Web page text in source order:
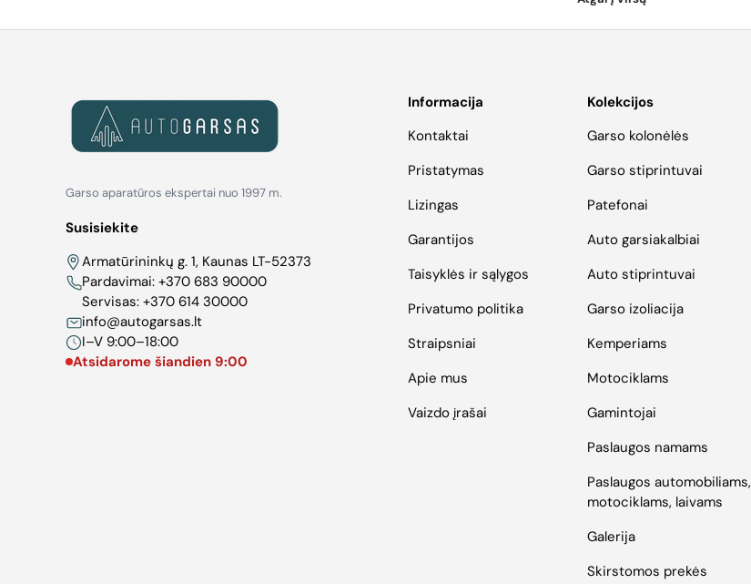
Garso aparatūros ekspertai nuo 1997 m.
Susisiekite
Armatūrininkų g. 1, Kaunas LT-52373
Pardavimai: +370 683 90000
Servisas: +370 614 30000
info@autogarsas.lt
I–V 9:00–18:00
Atsidarome šiandien 9:00
Informacija
Kontaktai
Pristatymas
Lizingas
Garantijos
Taisyklės ir sąlygos
Privatumo politika
Straipsniai
Apie mus
Vaizdo įrašai
Kolekcijos
Garso kolonėlės
Garso stiprintuvai
Patefonai
Auto garsiakalbiai
Auto stiprintuvai
Garso izoliacija
Kemperiams
Motociklams
Gamintojai
Paslaugos namams
Paslaugos automobiliams,
motociklams, laivams
Galerija
Skirstomos prekės